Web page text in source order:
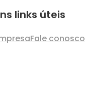
links úteis
Fale conosco